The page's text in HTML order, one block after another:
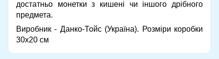
достатньо монетки з кишені чи іншого дрібного
предмета.
Виробник - Данко-Тойс (Україна). Розміри коробки
30х20 см